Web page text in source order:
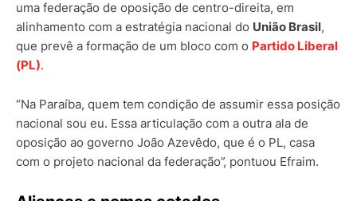
uma federação de oposição de centro-direita, em
alinhamento com a estratégia nacional do União Brasil,
que prevê a formação de um bloco com o Partido Liberal
(PL).
“Na Paraíba, quem tem condição de assumir essa posição
nacional sou eu. Essa articulação com a outra ala de
oposição ao governo João Azevêdo, que é o PL, casa
com o projeto nacional da federação”, pontuou Efraim.